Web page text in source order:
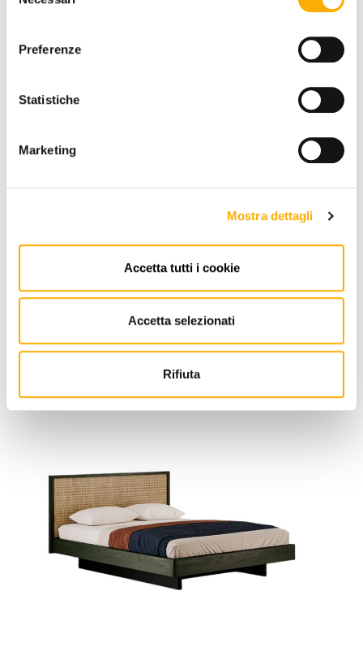
Preferenze
Statistiche
Marketing
Mostra dettagli
Accetta tutti i cookie
Accetta selezionati
Rifiuta
REQUEST A QUOTE
YOU MAY ALSO LIKE